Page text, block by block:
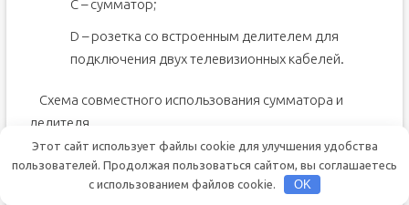
С – сумматор;
D – розетка со встроенным делителем для
подключения двух телевизионных кабелей.
Схема совместного использования сумматора и
делителя
Ответвители служат для организации магистральной
телевизионной сети, например, для отвода сигнала в
Этот сайт использует файлы cookie для улучшения удобства
пользователей. Продолжая пользоваться сайтом, вы соглашаетесь
с использованием файлов cookie.
OK